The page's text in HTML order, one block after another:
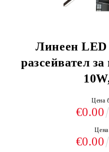
Линеен LED
разсейвател
Цена
€0.00
€0.00